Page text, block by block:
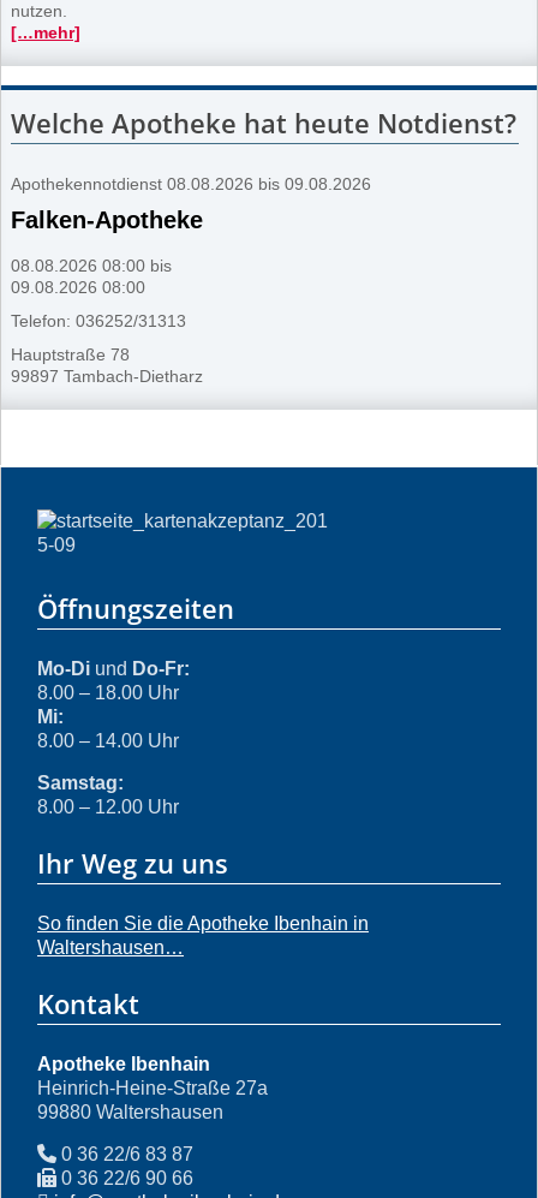
nutzen.
[…mehr]
Welche Apotheke hat heute Notdienst?
Apothekennotdienst 08.08.2026 bis 09.08.2026
Falken-Apotheke
08.08.2026 08:00 bis
09.08.2026 08:00
Telefon: 036252/31313
Hauptstraße 78
99897 Tambach-Dietharz
Öffnungszeiten
Mo-Di und Do-Fr:
8.00 – 18.00 Uhr
Mi:
8.00 – 14.00 Uhr
Samstag:
8.00 – 12.00 Uhr
Ihr Weg zu uns
So finden Sie die Apotheke Ibenhain in
Waltershausen…
Kontakt
Apotheke Ibenhain
Heinrich-Heine-Straße 27a
99880 Waltershausen
0 36 22/6 83 87
0 36 22/6 90 66